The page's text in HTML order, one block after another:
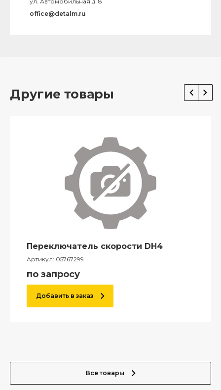
office@detalm.ru
Другие товары
Переключатель скорости DH4
Артикул: 05767299
по запросу
Добавить в заказ
Все товары